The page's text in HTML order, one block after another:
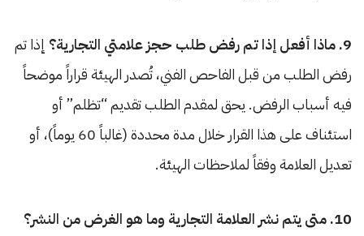
9. ماذا أفعل إذا تم رفض طلب حجز علامتي التجارية؟
إذا تم
رفض الطلب من قبل الفاحص الفني، تُصدر الهيئة قراراً موضحاً
فيه أسباب الرفض. يحق لمقدم الطلب تقديم “تظلم” أو
استئناف على هذا القرار خلال مدة محددة (غالباً 60 يوماً)، أو
تعديل العلامة وفقاً لملاحظات الهيئة.
10. متى يتم نشر العلامة التجارية وما هو الغرض من النشر؟